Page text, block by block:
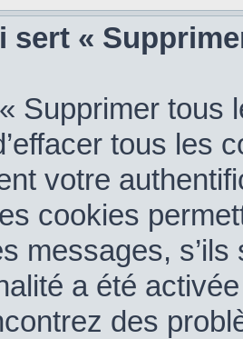
sert «
« Supprimer
tous les
votre
cookies
messages,
a été
des